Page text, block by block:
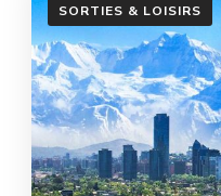
SORTIES & LOISIRS